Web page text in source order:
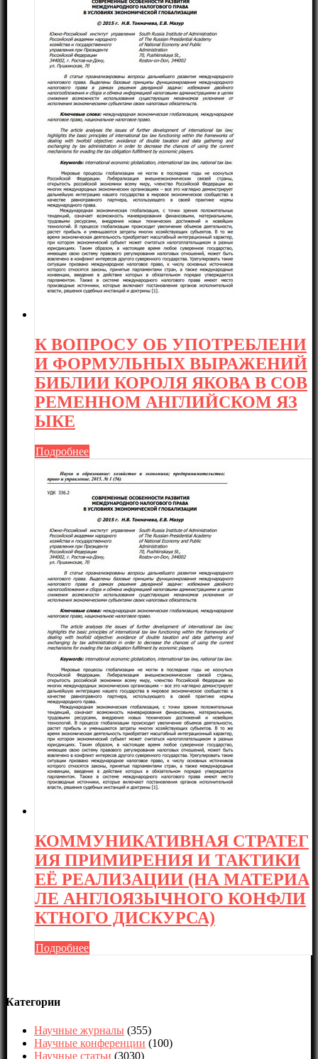
К ВОПРОСУ ОБ УПОТРЕБЛЕНИ
И ФОРМУЛЬНЫХ ВЫРАЖЕНИЙ
БИБЛИИ КОРОЛЯ ЯКОВА В СОВ
РЕМЕННОМ АНГЛИЙСКОМ ЯЗ
ЫКЕ
Подробнее
КОММУНИКАТИВНАЯ СТРАТЕГ
ИЯ ПРИМИРЕНИЯ И ТАКТИКИ
ЕЁ РЕАЛИЗАЦИИ (НА МАТЕРИА
ЛЕ АНГЛОЯЗЫЧНОГО КОНФЛИ
КТНОГО ДИСКУРСА)
Подробнее
Категории
Научные журналы (355)
Научные конференции (100)
Научные статьи (3030)